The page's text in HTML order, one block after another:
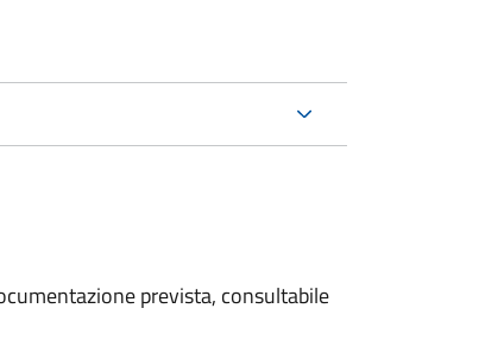
prevista, consultabile